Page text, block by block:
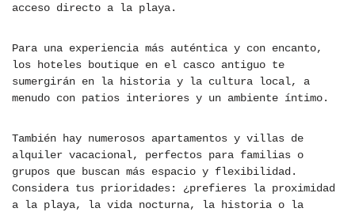
acceso directo a la playa.
Para una experiencia más auténtica y con encanto,
los hoteles boutique en el casco antiguo te
sumergirán en la historia y la cultura local, a
menudo con patios interiores y un ambiente íntimo.
También hay numerosos apartamentos y villas de
alquiler vacacional, perfectos para familias o
grupos que buscan más espacio y flexibilidad.
Considera tus prioridades: ¿prefieres la proximidad
a la playa, la vida nocturna, la historia o la